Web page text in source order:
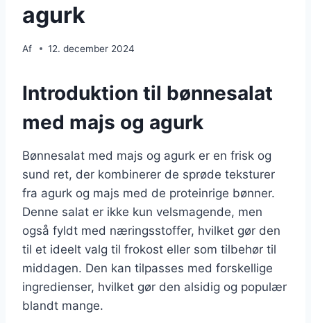
agurk
Af 12. december 2024
Introduktion til bønnesalat
med majs og agurk
Bønnesalat med majs og agurk er en frisk og
sund ret, der kombinerer de sprøde teksturer
fra agurk og majs med de proteinrige bønner.
Denne salat er ikke kun velsmagende, men
også fyldt med næringsstoffer, hvilket gør den
til et ideelt valg til frokost eller som tilbehør til
middagen. Den kan tilpasses med forskellige
ingredienser, hvilket gør den alsidig og populær
blandt mange.